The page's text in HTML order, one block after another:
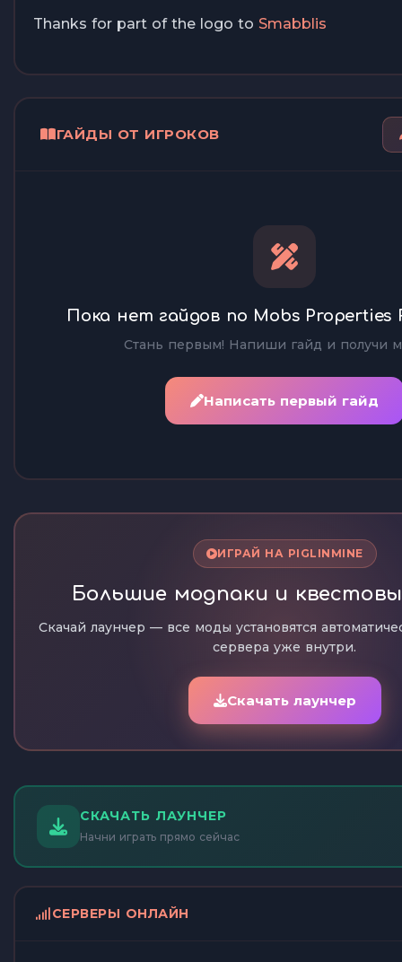
Thanks for part of the logo to Smabblis
ГАЙДЫ ОТ ИГРОКОВ
Пока нет гайдов по Mobs Properties
Стань первым! Напиши гайд и получи
Написать первый гайд
ИГРАЙ НА PIGLINMINE
Большие модпаки и
Скачай лаунчер — все моды установятся
сервера уже внутри.
Скачать лаунчер
СКАЧАТЬ ЛАУНЧЕР
Начни играть прямо сейчас
СЕРВЕРЫ ОНЛАЙН